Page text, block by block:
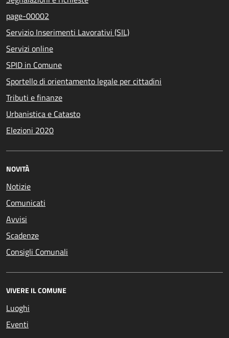
page-00002
Servizio Inserimenti Lavorativi (SIL)
Servizi online
SPID in Comune
Sportello di orientamento legale per cittadini
Tributi e finanze
Urbanistica e Catasto
Elezioni 2020
NOVITÀ
Notizie
Comunicati
Avvisi
Scadenze
Consigli Comunali
VIVERE IL COMUNE
Luoghi
Eventi